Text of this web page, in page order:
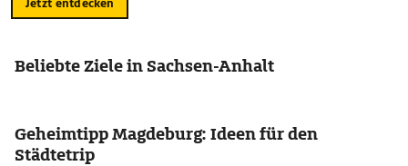
Beliebte Ziele in Sachsen-Anhalt
Geheimtipp Magdeburg: Ideen für den
Städtetrip